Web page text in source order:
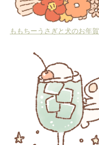
ももちーうさぎと犬のお年賀